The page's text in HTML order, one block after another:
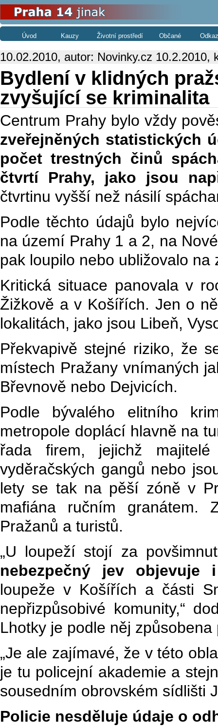
Úvod Kauzy Životní prostředí Občané
10.02.2010, autor: Novinky.cz 10.2.2010,
Bydlení v klidných
zvyšující se kriminalita
Centrum Prahy bylo vždy
zveřejněných statistických
počet trestných činů
čtvrtí Prahy, jako jsou
čtvrtinu vyšší než násilí
Podle těchto údajů bylo
na území Prahy 1 a 2, na
pak loupilo nebo ubližovalo
Kritická situace panovala v
Žižkově a v Košířích. Jen o
lokalitách, jako jsou Libeň,
Překvapivě stejné riziko, že
místech Pražany vnímaných
Břevnově nebo Dejvicích.
Podle bývalého elitního
metropole doplácí hlavně na
řada firem, jejichž
vyděračských gangů nebo
lety se tak na pěší zóně v
mafiána ručním granátem.
Pražanů a turistů.
„U loupeží stojí za
nebezpečný jev objevuje
loupeže v Košířích a části
nepřizpůsobivé komunity,“
Lhotky je podle něj
„Je ale zajímavé, že v této
je tu policejní akademie a
sousedním obrovském sídlišti
Policie nesděluje údaje o